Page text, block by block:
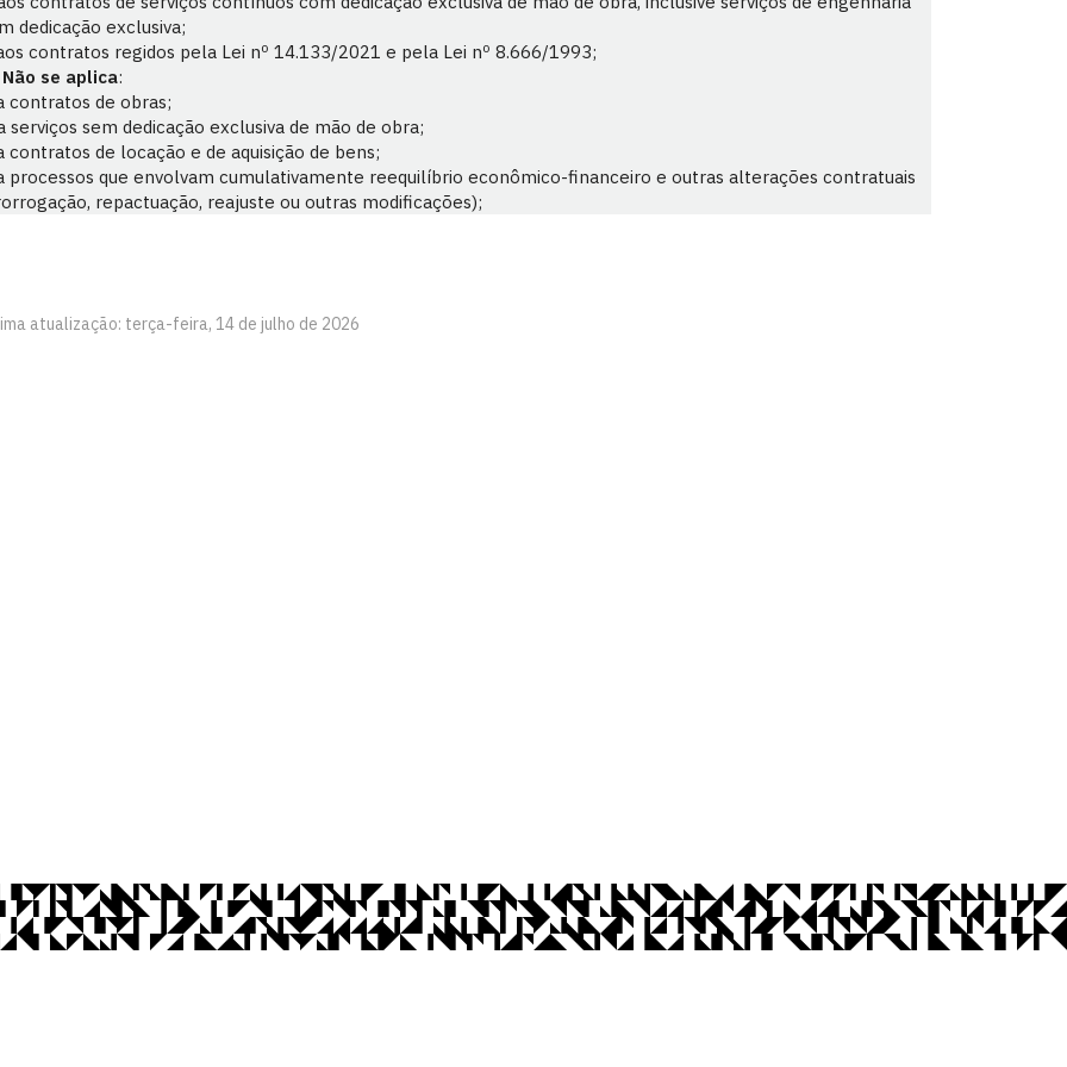
dedicação exclusiva;
contratos regidos pela Lei nº 14.133/2021 e pela Lei nº 8.666/1993;
Não se aplica:
contratos de obras;
serviços sem dedicação exclusiva de mão de obra;
contratos de locação e de aquisição de bens;
processos que envolvam cumulativamente reequilíbrio econômico-financeiro e outras alterações contratuais
repactuação, reajuste ou outras modificações);
atualização: terça-feira, 14 de julho de 2026